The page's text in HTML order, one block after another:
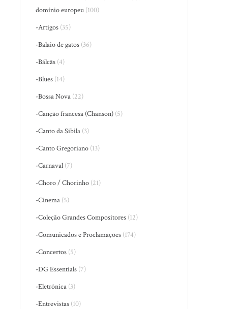
domínio europeu (100)
-Artigos (35)
-Balaio de gatos (36)
-Bálcãs (4)
-Blues (14)
-Bossa Nova (22)
-Canção francesa (Chanson) (5)
-Canto da Sibila (3)
-Canto Gregoriano (13)
-Carnaval (7)
-Choro / Chorinho (21)
-Cinema (5)
-Coleção Grandes Compositores (12)
-Comunicados e Proclamações (174)
-Concertos (5)
-DG Essentials (7)
-Eletrônica (3)
-Entrevistas (10)